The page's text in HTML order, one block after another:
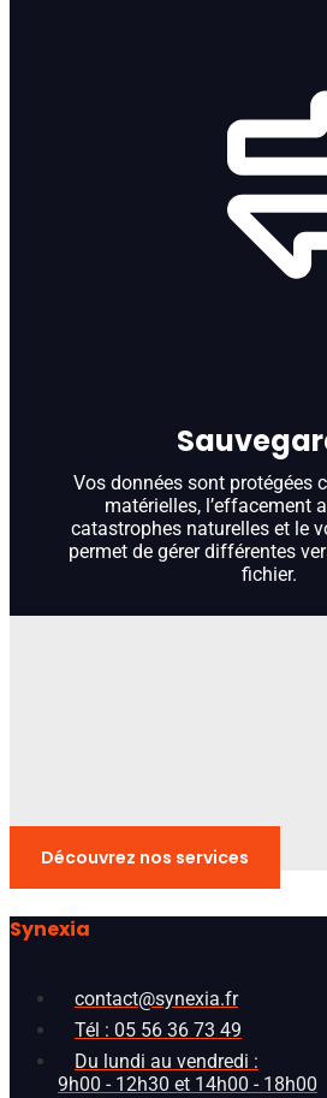
Vos données sont protégées
matérielles, l’effacement
catastrophes naturelles et le
permet de gérer différentes
fichier.
Découvrez nos services
Synexia
contact@synexia.fr
Tél : 05 56 36 73 49
Du lundi au vendredi :
9h00 - 12h30 et 14h00 - 18h00